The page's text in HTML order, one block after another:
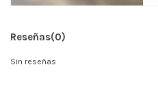
Reseñas(0)
Sin reseñas